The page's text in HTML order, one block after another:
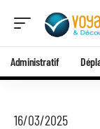
Administratif
16/03/2025